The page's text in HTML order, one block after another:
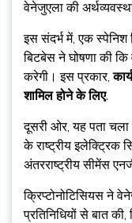
वेनेजुएला की
इस संदर्भ में, एक स्पेनिश
बिटबेस ने घोषणा की
करेगी। इस प्रकार,
शामिल होने के लिए.
दूसरी ओर, यह पता चला
के राष्ट्रीय इलेक्ट्रिक
अंतरराष्ट्रीय सीमेंस
क्रिप्टोनोटिसियस ने
प्रतिनिधियों से बात की,